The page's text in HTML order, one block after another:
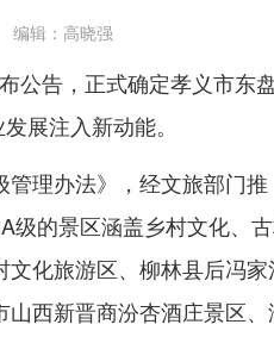
编辑：高晓强
公告，正式确定孝义市东
展注入新动能。
理办法》，经文旅部门推
级的景区涵盖乡村文化、
化旅游区、柳林县后冯家
西新晋商汾杏酒庄景区、